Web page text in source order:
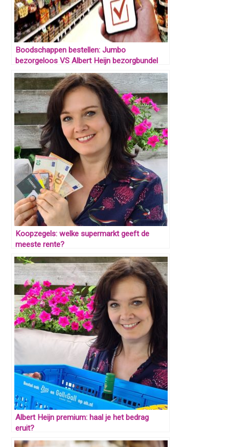
Boodschappen bestellen: Jumbo
bezorgeloos VS Albert Heijn bezorgbundel
Koopzegels: welke supermarkt geeft de
meeste rente?
Albert Heijn premium: haal je het bedrag
eruit?